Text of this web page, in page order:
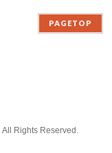
PAGETOP
All Rights Reserved.